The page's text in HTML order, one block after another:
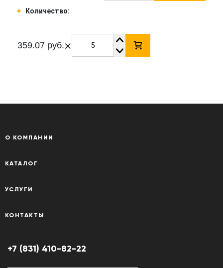
Количество:
359.07 руб.×
О КОМПАНИИ
КАТАЛОГ
УСЛУГИ
КОНТАКТЫ
+7 (831) 410-82-22